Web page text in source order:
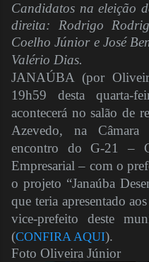
Candidatos na eleição
direita: Rodrigo
Coelho Júnior e José
Valério Dias.
JANAÚBA (por
19h59 desta quarta-
acontecerá no salão de
Azevedo, na
encontro do G-21 –
Empresarial – com o
o projeto “Janaúba
que teria apresentado
vice-prefeito deste
(CONFIRA AQUI).
Foto Oliveira Júnior